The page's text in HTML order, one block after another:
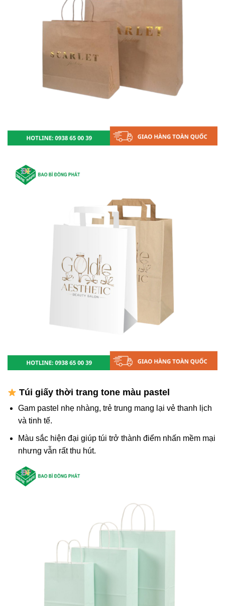
Túi giấy thời trang tone màu pastel
Gam pastel nhẹ nhàng, trẻ trung mang lại vẻ thanh lịch
và tinh tế.
Màu sắc hiện đại giúp túi trở thành điểm nhấn mềm mại
nhưng vẫn rất thu hút.